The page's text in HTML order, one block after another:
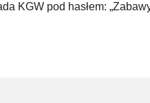
KGW pod hasłem: